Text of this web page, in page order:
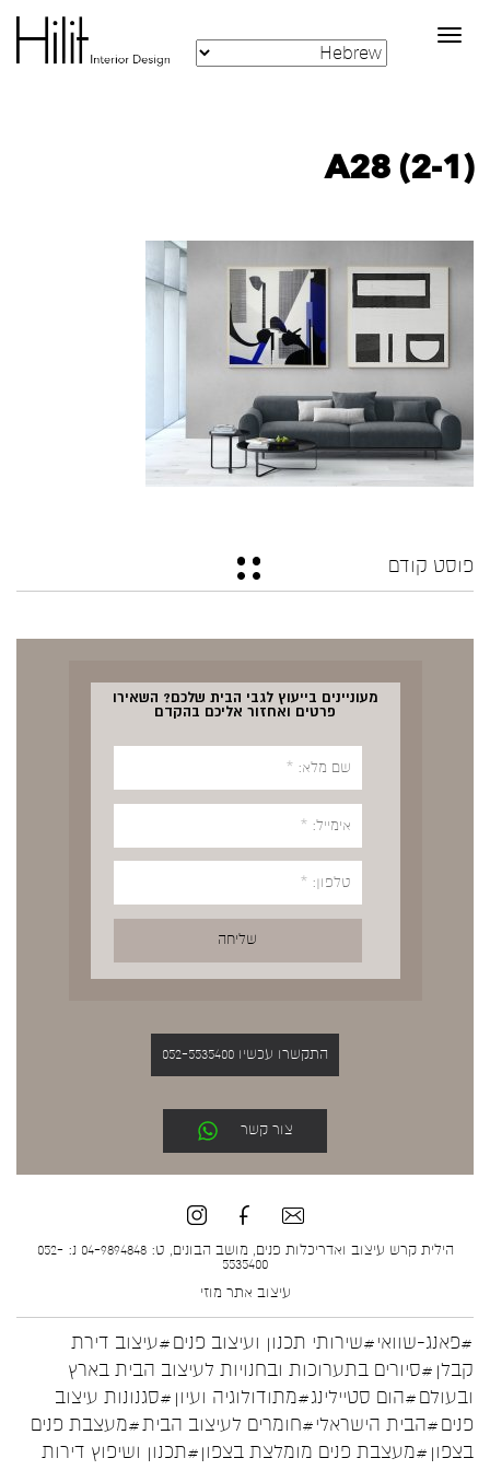
Toggle
navigation
A28 (2-1)
פוסט קודם
מעוניינים בייעוץ לגבי הבית שלכם? השאירו
פרטים ואחזור אליכם בהקדם
התקשרו עכשיו 052-5535400
צור קשר
הילית קרש עיצוב ואדריכלות פנים, מושב הבונים, ט: 04-9894848 נ: 052-
5535400
עיצוב אתר מוזי
#פאנג-שוואי#שירותי תכנון ועיצוב פנים#עיצוב דירת
קבלן #סיורים בתערוכות ובחנויות לעיצוב הבית בארץ
ובעולם#הום סטיילינג#מתודולוגיה ועיון #סגנונות עיצוב
פנים#הבית הישראלי#חומרים לעיצוב הבית#מעצבת פנים
בצפון #מעצבת פנים מומלצת בצפון#תכנון ושיפוץ דירות